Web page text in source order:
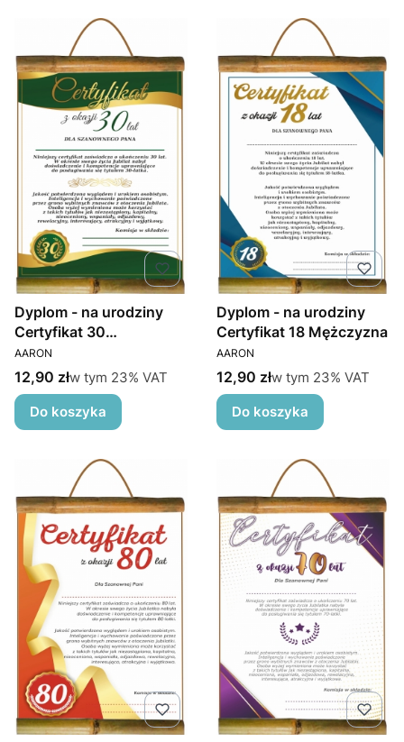
Dyplom - na urodziny
Certyfikat 30
Mężczyzna
PRODUCENT
AARON
Cena brutto
12,90 złw tym %s VAT
w tym 23% VAT
Do koszyka
Dyplom - na urodziny
Certyfikat 18 Mężczyzna
PRODUCENT
AARON
Cena brutto
12,90 złw tym %s VAT
w tym 23% VAT
Do koszyka